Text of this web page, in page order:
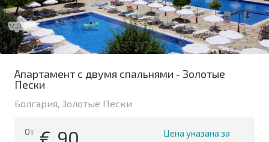
Апартамент с двумя спальнями - Золотые
Пески
Болгария, Золотые Пески
От € 90
Цена указана за